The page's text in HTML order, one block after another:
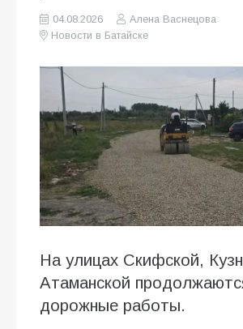
04.08.2026
Алена Васнецова
Новости в Батайске
На улицах Скифской,
Атаманской
дорожные работы.